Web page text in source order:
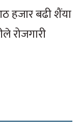
हजार बढी शैंया
रोजगारी